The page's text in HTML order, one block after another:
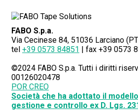
FABO S.p.a.
Via Cecinese 84, 51036 Larciano
tel +39 0573 84851
| fax +39 0573
©2024 FABO S.p.a. Tutti i diritti
00126020478
POR CREO
Società che ha adottato il
gestione e controllo ex D. Lgs.